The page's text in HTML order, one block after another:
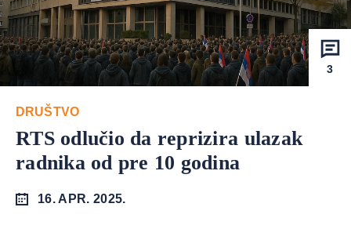
3
DRUŠTVO
RTS odlučio da reprizira ulazak
radnika od pre 10 godina
16. APR. 2025.